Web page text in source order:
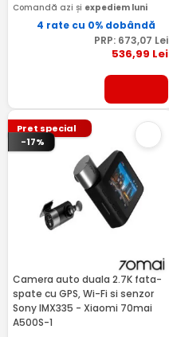
Comandă azi și expediem luni
4 rate cu 0% dobândă
PRP: 673,07 Lei
536,99 Lei
Pret special
-17%
Camera auto duala 2.7K fata-
spate cu GPS, Wi-Fi si senzor
Sony IMX335 - Xiaomi 70mai
A500S-1